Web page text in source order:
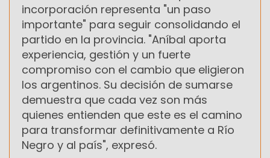
incorporación representa "un paso
importante" para seguir consolidando el
partido en la provincia. "Aníbal aporta
experiencia, gestión y un fuerte
compromiso con el cambio que eligieron
los argentinos. Su decisión de sumarse
demuestra que cada vez son más
quienes entienden que este es el camino
para transformar definitivamente a Río
Negro y al país", expresó.